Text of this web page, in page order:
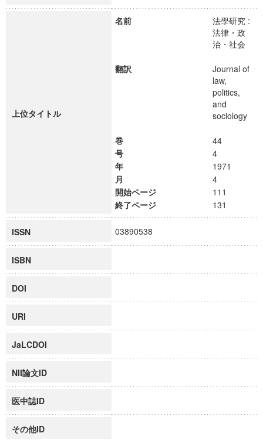
上位タイトル
名前
法學研究 :
法律・政
治・社会
翻訳
Journal of
law,
politics,
and
sociology
巻
44
号
4
年
1971
月
4
開始ページ
111
終了ページ
131
ISSN 03890538
ISBN
DOI
URI
JaLCDOI
NII論文ID
医中誌ID
その他ID